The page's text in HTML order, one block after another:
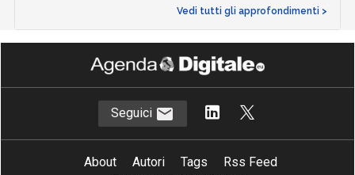
Vedi tutti gli approfondimenti >
Seguici
About Autori Tags
Rss Feed